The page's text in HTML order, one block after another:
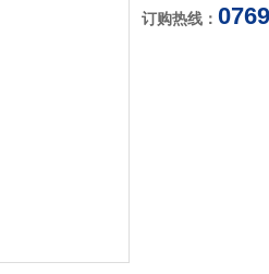
订购热线：